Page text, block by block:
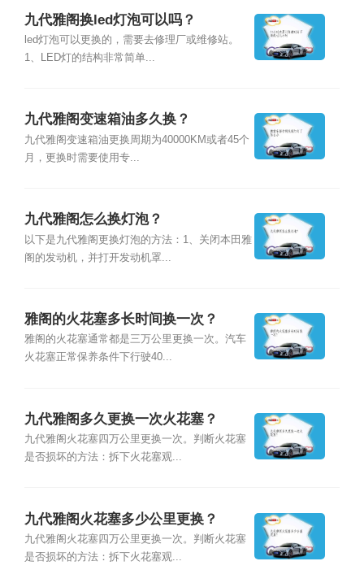
九代雅阁换led灯泡可以吗？
led灯泡可以更换的，需要去修理厂或维修站。
1、LED灯的结构非常简单...
九代雅阁变速箱油多久换？
九代雅阁变速箱油更换周期为40000KM或者45个
月，更换时需要使用专...
九代雅阁怎么换灯泡？
以下是九代雅阁更换灯泡的方法：1、关闭本田雅
阁的发动机，并打开发动机罩...
雅阁的火花塞多长时间换一次？
雅阁的火花塞通常都是三万公里更换一次。汽车
火花塞正常保养条件下行驶40...
九代雅阁多久更换一次火花塞？
九代雅阁火花塞四万公里更换一次。判断火花塞
是否损坏的方法：拆下火花塞观...
九代雅阁火花塞多少公里更换？
九代雅阁火花塞四万公里更换一次。判断火花塞
是否损坏的方法：拆下火花塞观...